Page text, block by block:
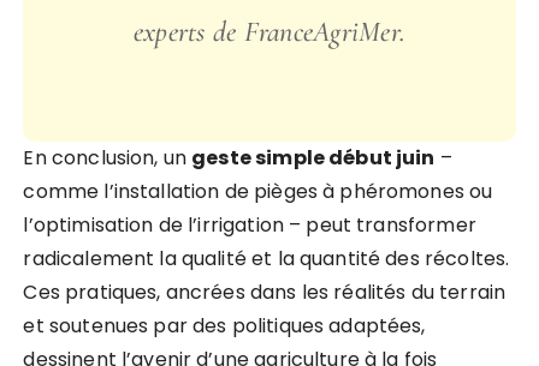
experts de FranceAgriMer.
En conclusion, un geste simple début juin –
comme l’installation de pièges à phéromones ou
l’optimisation de l’irrigation – peut transformer
radicalement la qualité et la quantité des récoltes.
Ces pratiques, ancrées dans les réalités du terrain
et soutenues par des politiques adaptées,
dessinent l’avenir d’une agriculture à la fois